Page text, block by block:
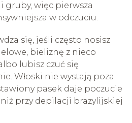
gruby, więc pierwsza
w odczuciu.
się, jeśli często nosisz
bieliznę z nieco
lubisz czuć się
Włoski nie wystają poza
pasek daje poczucie
przy depilacji brazylijskiej